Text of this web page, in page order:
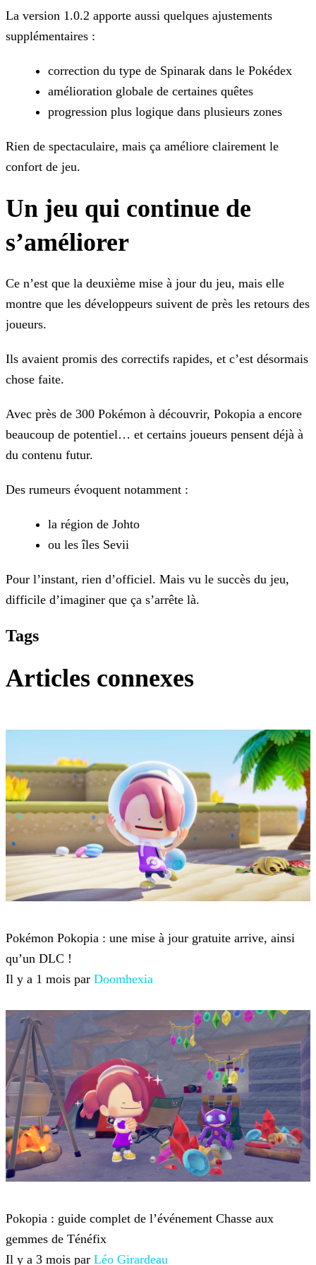
La version 1.0.2 apporte aussi quelques ajustements
supplémentaires :
correction du type de Spinarak dans le Pokédex
amélioration globale de certaines quêtes
progression plus logique dans plusieurs zones
Rien de spectaculaire, mais ça améliore clairement le
confort de jeu.
Un jeu qui continue de
s’améliorer
Ce n’est que la deuxième mise à jour du jeu, mais elle
montre que les développeurs suivent de près les retours des
joueurs.
Ils avaient promis des correctifs rapides, et c’est désormais
chose faite.
Avec près de 300 Pokémon à découvrir, Pokopia a encore
beaucoup de potentiel… et certains joueurs pensent déjà à
du contenu futur.
Des rumeurs évoquent notamment :
la région de Johto
ou les îles Sevii
Pour l’instant, rien d’officiel. Mais vu le succès du jeu,
difficile d’imaginer que ça s’arrête là.
Tags
Articles connexes
Pokémon Pokopia : une mise à jour gratuite arrive, ainsi
qu’un DLC !
Il y a 1 mois par Doomhexia
Pokopia : guide complet de l’événement Chasse aux
gemmes de Ténéfix
Il y a 3 mois par Léo Girardeau